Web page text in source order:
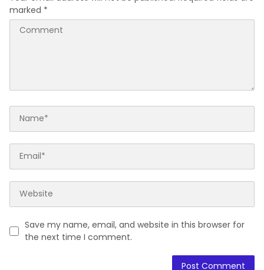
marked *
Save my name, email, and website in this browser for
the next time I comment.